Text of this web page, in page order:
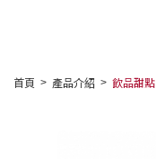
首頁 產品介紹 飲品甜點